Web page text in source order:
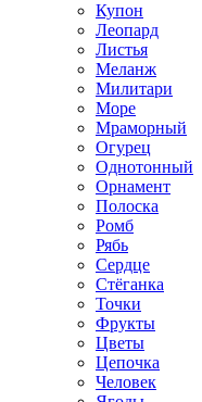
Купон
Леопард
Листья
Меланж
Милитари
Море
Мраморный
Огурец
Однотонный
Орнамент
Полоска
Ромб
Рябь
Сердце
Стёганка
Точки
Фрукты
Цветы
Цепочка
Человек